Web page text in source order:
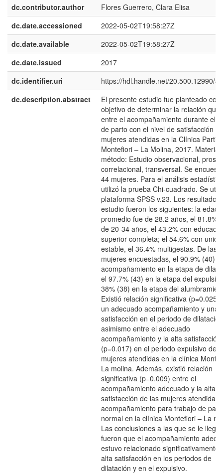
dc.contributor.author
Flores Guerrero, Clara Elisa
dc.date.accessioned
2022-05-02T19:58:27Z
dc.date.available
2022-05-02T19:58:27Z
dc.date.issued
2017
dc.identifier.uri
https://hdl.handle.net/20.500.12990/
dc.description.abstract
El presente estudio fue planteado con
objetivo de determinar la relación que
entre el acompañamiento durante el
de parto con el nivel de satisfacción
mujeres atendidas en la Clínica
Montefiori – La Molina, 2017. Material
método: Estudio observacional,
correlacional, transversal. Se
44 mujeres. Para el análisis
utilizó la prueba Chi-cuadrado. Se
plataforma SPSS v.23. Los resultados
estudio fueron los siguientes: la edad
promedio fue de 28.2 años, el 81.8%
de 20-34 años, el 43.2% con
superior completa; el 54.6% con unión
estable, el 36.4% multigestas. De las
mujeres encuestadas, el 90.9% (40)
acompañamiento en la etapa de
el 97.7% (43) en la etapa del
38% (38) en la etapa del
Existió relación significativa (p=0.025)
un adecuado acompañamiento y una
satisfacción en el periodo de
asimismo entre el adecuado
acompañamiento y la alta satisfacción
(p=0.017) en el periodo expulsivo de
mujeres atendidas en la clínica
La molina. Además, existió relación
significativa (p=0.009) entre el
acompañamiento adecuado y la alta
satisfacción de las mujeres atendidas
acompañamiento para trabajo de
normal en la clínica Montefiori – La
Las conclusiones a las que se le
fueron que el acompañamiento
estuvo relacionado significativamente
alta satisfacción en los periodos de
dilatación y en el expulsivo.